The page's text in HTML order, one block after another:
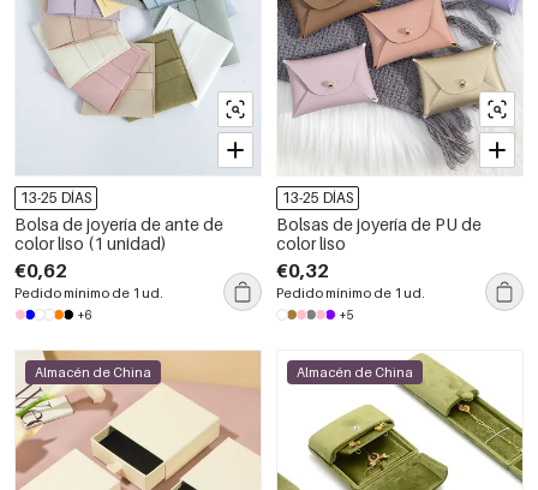
13-25 DÍAS
Bolsa de joyería de ante de
color liso (1 unidad)
€0,62
Pedido mínimo de 1 ud.
+6
13-25 DÍAS
Bolsas de joyería de PU de
color liso
€0,32
Pedido mínimo de 1 ud.
+5
Almacén de China Almacén de China